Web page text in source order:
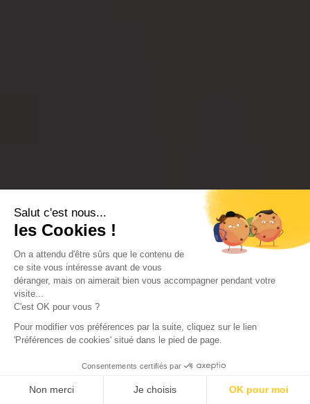
Salut c'est nous...
les Cookies !
On a attendu d'être sûrs que le contenu de
ce site vous intéresse avant de vous
déranger, mais on aimerait bien vous accompagner pendant votre
visite...
C'est OK pour vous ?
Pour modifier vos préférences par la suite, cliquez sur le lien
'Préférences de cookies' situé dans le pied de page.
Consentements certifiés par
Non merci Je choisis OK pour moi